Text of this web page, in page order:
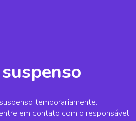
temporariamente.
em contato com o responsável